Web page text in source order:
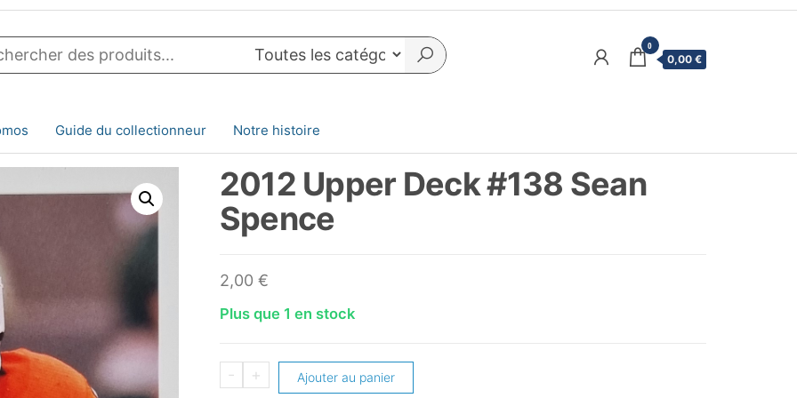
0
0,00 €
Guide du collectionneur Notre histoire
2012 Upper Deck #138 Sean
Spence
2,00 €
Plus que 1 en stock
-
quantité
+ Ajouter au panier